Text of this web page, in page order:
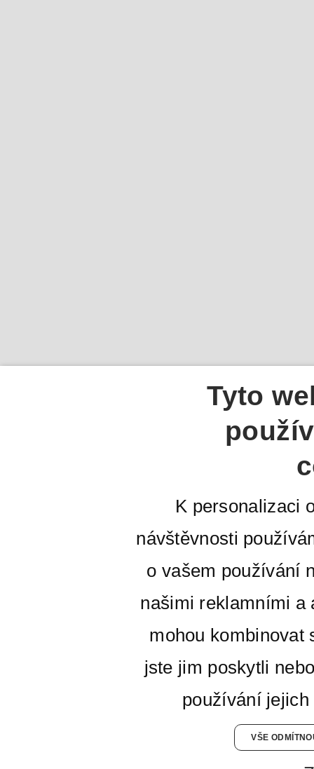
Tyto
K personalizaci
návštěvnosti
o vašem používání
našimi reklamními a
mohou kombinovat
jste jim poskytli
používání
VŠE